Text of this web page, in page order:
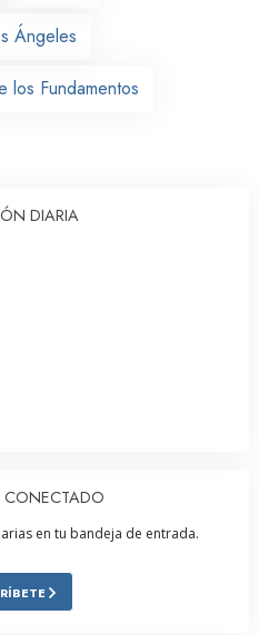
Ángeles
los Fundamentos
DIARIA
en tu bandeja de entrada.